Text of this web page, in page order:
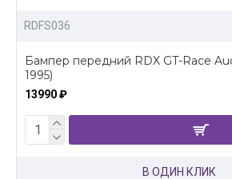
RDFS036
Бампер передний RDX GT-Race
1995)
13990 ₽
В ОДИН КЛИК